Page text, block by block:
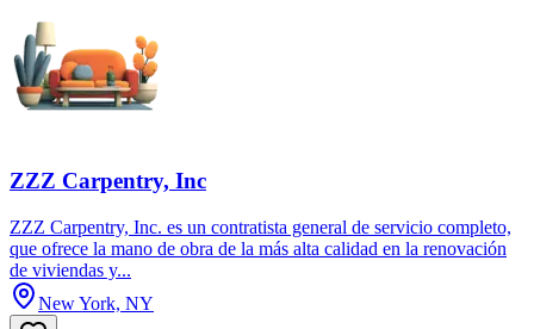
ZZZ Carpentry, Inc
ZZZ Carpentry, Inc. es un contratista general de servicio completo,
que ofrece la mano de obra de la más alta calidad en la renovación
de viviendas y...
New York, NY